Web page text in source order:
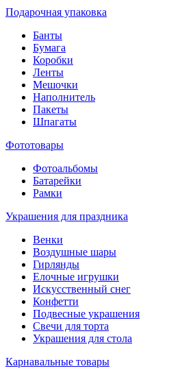
Подарочная упаковка
Банты
Бумага
Коробки
Ленты
Мешочки
Наполнитель
Пакеты
Шпагаты
Фототовары
Фотоальбомы
Батарейки
Рамки
Украшения для праздника
Венки
Воздушные шары
Гирлянды
Елочные игрушки
Искусственный снег
Конфетти
Подвесные украшения
Свечи для торта
Украшения для стола
Карнавальные товары